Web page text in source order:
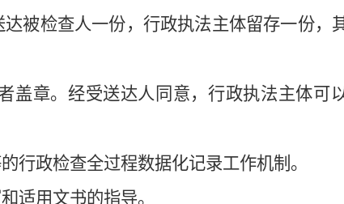
达被检查人一份，行政执法主体留存一份，
盖章。经受送达人同意，行政执法主体可
行政检查全过程数据化记录工作机制。
适用文书的指导。